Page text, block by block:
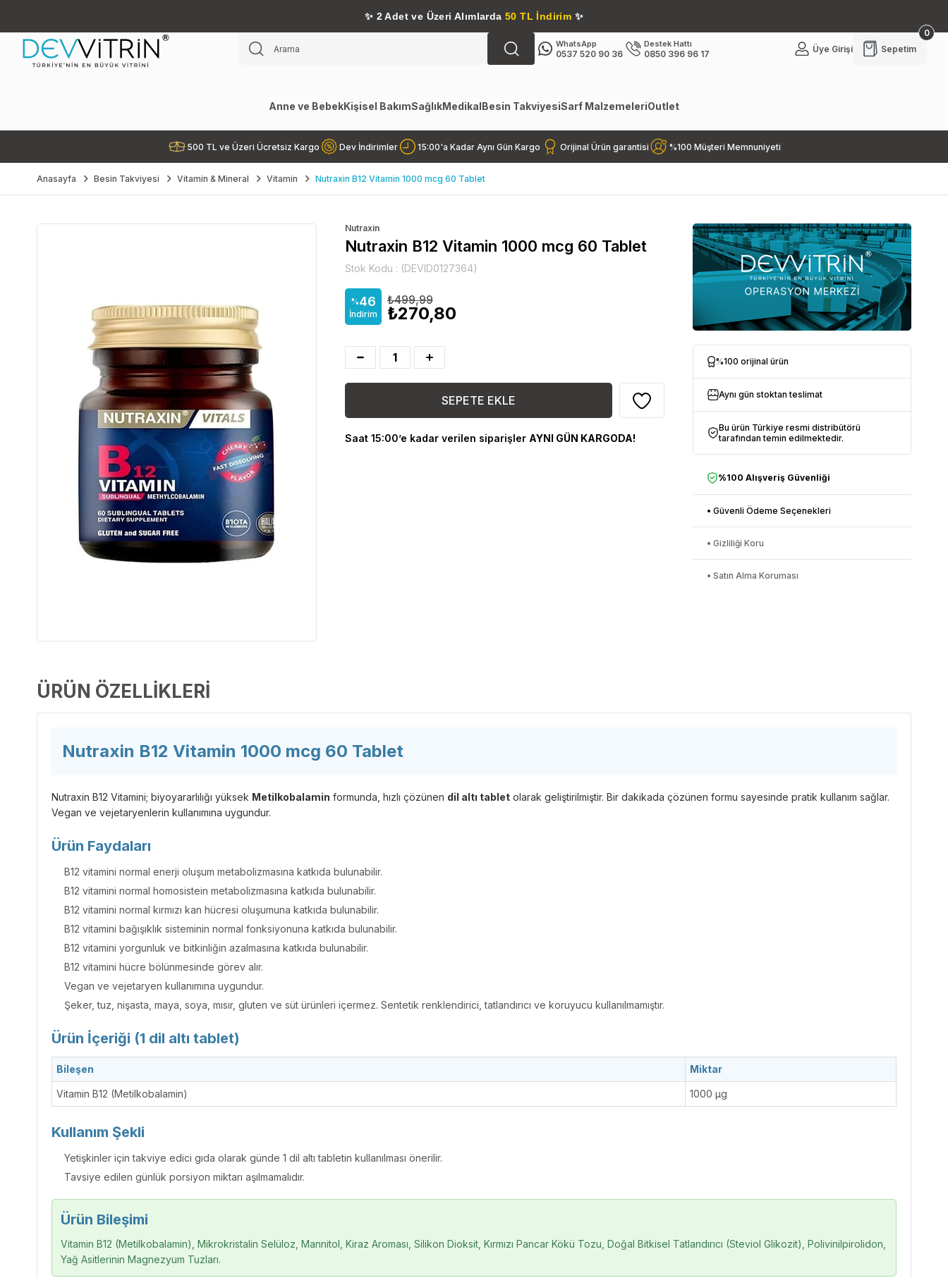
✨ 2 Adet ve Üzeri Alımlarda 50 TL İndirim ✨
WhatsApp
0537 520 90 36
Destek Hattı
0850 396 96 17 Üye Girişi Sepetim
0
Anne ve BebekKişisel BakımSağlıkMedikalBesin TakviyesiSarf MalzemeleriOutlet
500 TL ve Üzeri Ücretsiz Kargo Dev İndirimler 15:00'a Kadar Aynı Gün Kargo Orijinal Ürün garantisi %100 Müşteri Memnuniyeti
Anasayfa Besin Takviyesi Vitamin & Mineral Vitamin Nutraxin B12 Vitamin 1000 mcg 60 Tablet
Nutraxin
Nutraxin B12 Vitamin 1000 mcg 60 Tablet
Stok Kodu (DEVID0127364)
%46
İndirim
₺499,99
₺270,80
Saat 15:00’e kadar verilen siparişler AYNI GÜN KARGODA!
%100 orijinal ürün
Aynı gün stoktan teslimat
Bu ürün Türkiye resmi distribütörü
tarafından temin edilmektedir.
%100 Alışveriş Güvenliği
• Güvenli Ödeme Seçenekleri
• Gizliliği Koru
• Satın Alma Koruması
ÜRÜN ÖZELLIKLERI
Nutraxin B12 Vitamin 1000 mcg 60 Tablet
Nutraxin B12 Vitamini; biyoyararlılığı yüksek Metilkobalamin formunda, hızlı çözünen dil altı tablet olarak geliştirilmiştir. Bir dakikada çözünen formu sayesinde pratik kullanım sağlar.
Vegan ve vejetaryenlerin kullanımına uygundur.
Ürün Faydaları
B12 vitamini normal enerji oluşum metabolizmasına katkıda bulunabilir.
B12 vitamini normal homosistein metabolizmasına katkıda bulunabilir.
B12 vitamini normal kırmızı kan hücresi oluşumuna katkıda bulunabilir.
B12 vitamini bağışıklık sisteminin normal fonksiyonuna katkıda bulunabilir.
B12 vitamini yorgunluk ve bitkinliğin azalmasına katkıda bulunabilir.
B12 vitamini hücre bölünmesinde görev alır.
Vegan ve vejetaryen kullanımına uygundur.
Şeker, tuz, nişasta, maya, soya, mısır, gluten ve süt ürünleri içermez. Sentetik renklendirici, tatlandırıcı ve koruyucu kullanılmamıştır.
Ürün İçeriği (1 dil altı tablet)
Bileşen Miktar
Vitamin B12 (Metilkobalamin) 1000 µg
Kullanım Şekli
Yetişkinler için takviye edici gıda olarak günde 1 dil altı tabletin kullanılması önerilir.
Tavsiye edilen günlük porsiyon miktarı aşılmamalıdır.
Ürün Bileşimi
Vitamin B12 (Metilkobalamin), Mikrokristalin Selüloz, Mannitol, Kiraz Aroması, Silikon Dioksit, Kırmızı Pancar Kökü Tozu, Doğal Bitkisel Tatlandırıcı (Steviol Glikozit), Polivinilpirolidon,
Yağ Asitlerinin Magnezyum Tuzları.